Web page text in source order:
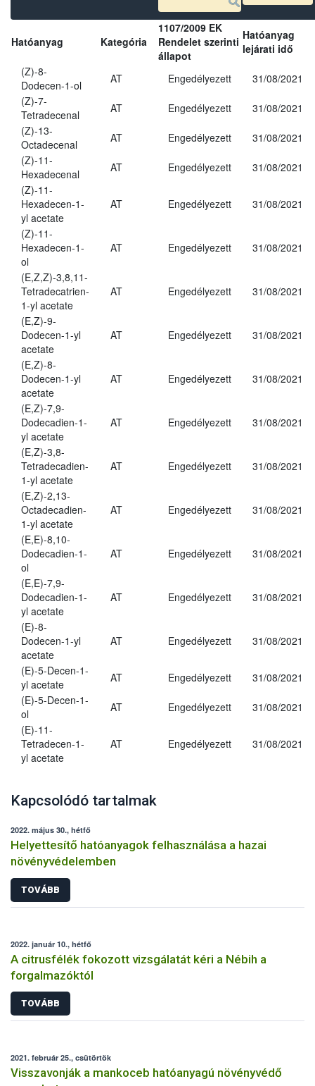
Hatóanyag Kategória
1107/2009 EK
Rendelet szerinti
állapot
Hatóanyag
lejárati idő
(Z)-8-
Dodecen-1-ol
AT Engedélyezett
31/08/2021
(Z)-7-
Tetradecenal
AT Engedélyezett
31/08/2021
(Z)-13-
Octadecenal
AT Engedélyezett
31/08/2021
(Z)-11-
Hexadecenal
AT Engedélyezett
31/08/2021
(Z)-11-
Hexadecen-1-
yl acetate
AT Engedélyezett 31/08/2021
(Z)-11-
Hexadecen-1-
ol
AT Engedélyezett 31/08/2021
(E,Z,Z)-3,8,11-
Tetradecatrien-
1-yl acetate
AT Engedélyezett 31/08/2021
(E,Z)-9-
Dodecen-1-yl
acetate
AT Engedélyezett 31/08/2021
(E,Z)-8-
Dodecen-1-yl
acetate
AT Engedélyezett 31/08/2021
(E,Z)-7,9-
Dodecadien-1-
yl acetate
AT Engedélyezett 31/08/2021
(E,Z)-3,8-
Tetradecadien-
1-yl acetate
AT Engedélyezett 31/08/2021
(E,Z)-2,13-
Octadecadien-
1-yl acetate
AT Engedélyezett 31/08/2021
(E,E)-8,10-
Dodecadien-1-
ol
AT Engedélyezett 31/08/2021
(E,E)-7,9-
Dodecadien-1-
yl acetate
AT Engedélyezett 31/08/2021
(E)-8-
Dodecen-1-yl
acetate
AT Engedélyezett 31/08/2021
(E)-5-Decen-1-
yl acetate
AT Engedélyezett
31/08/2021
(E)-5-Decen-1-
ol
AT Engedélyezett
31/08/2021
(E)-11-
Tetradecen-1-
yl acetate
AT Engedélyezett 31/08/2021
Kapcsolódó tartalmak
2022. május 30., hétfő
Helyettesítő hatóanyagok felhasználása a hazai
növényvédelemben
TOVÁBB
2022. január 10., hétfő
A citrusfélék fokozott vizsgálatát kéri a Nébih a
forgalmazóktól
TOVÁBB
2021. február 25., csütörtök
Visszavonják a mankoceb hatóanyagú növényvédő